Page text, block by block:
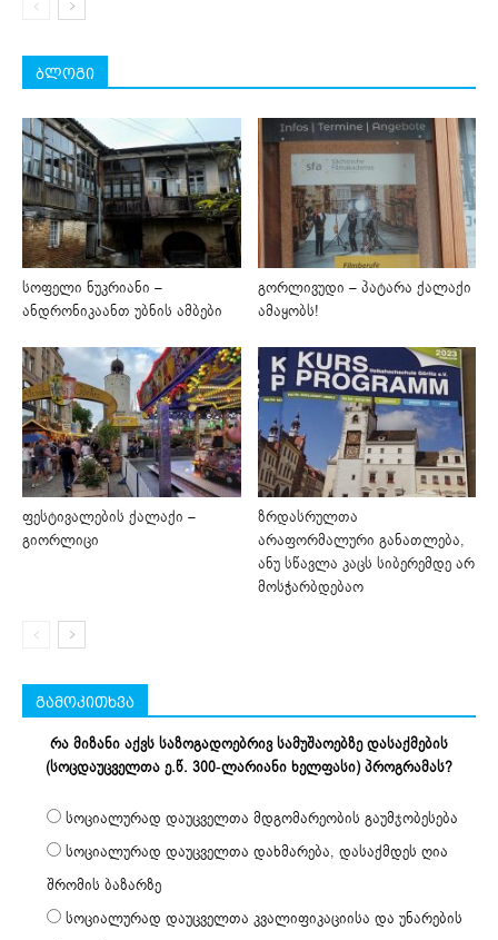
ბლოგი
სოფელი ნუკრიანი –
ანდრონიკაანთ უბნის ამბები
გორლივუდი – პატარა ქალაქი
ამაყობს!
ფესტივალების ქალაქი –
გიორლიცი
ზრდასრულთა
არაფორმალური განათლება,
ანუ სწავლა კაცს სიბერემდე არ
მოსჭარბდებაო
გამოკითხვა
რა მიზანი აქვს საზოგადოებრივ სამუშაოებზე დასაქმების
(სოცდაუცველთა ე.წ. 300-ლარიანი ხელფასი) პროგრამას?
სოციალურად დაუცველთა მდგომარეობის გაუმჯობესება
სოციალურად დაუცველთა დახმარება, დასაქმდეს ღია
შრომის ბაზარზე
სოციალურად დაუცველთა კვალიფიკაციისა და უნარების